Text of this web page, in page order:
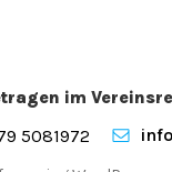
im
5081972